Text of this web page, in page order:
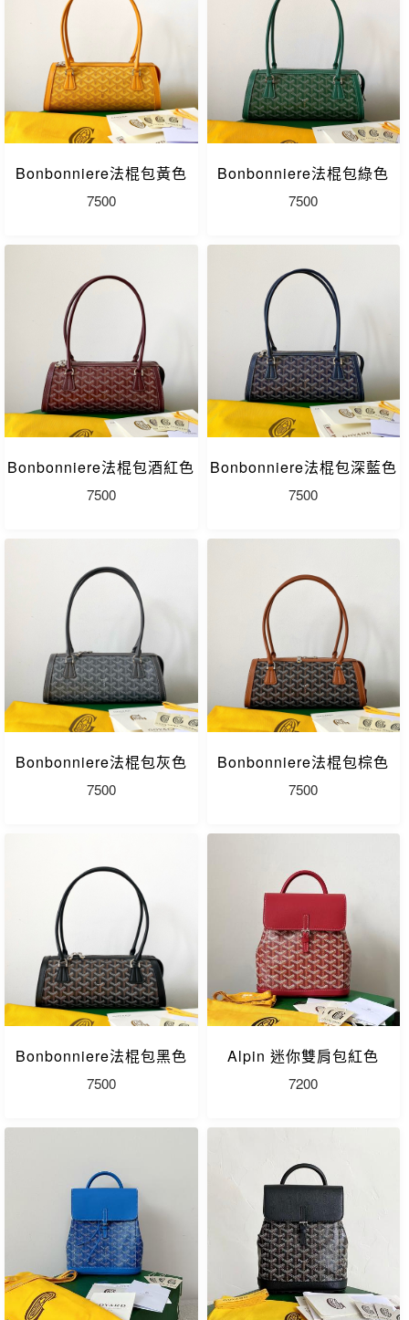
Bonbonniere法棍包黃色
7500
Bonbonniere法棍包綠色
7500
Bonbonniere法棍包酒紅色
7500
Bonbonniere法棍包深藍色
7500
Bonbonniere法棍包灰色
7500
Bonbonniere法棍包棕色
7500
Bonbonniere法棍包黑色
7500
Alpin 迷你雙肩包紅色
7200